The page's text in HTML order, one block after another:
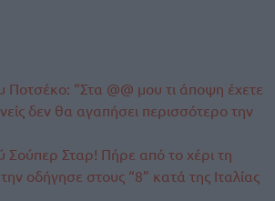
Ποτσέκο: “Στα @@ μου τι άποψη έχετε
δεν θα αγαπήσει περισσότερο την
Σούπερ Σταρ! Πήρε από το χέρι τη
οδήγησε στους “8” κατά της Ιταλίας